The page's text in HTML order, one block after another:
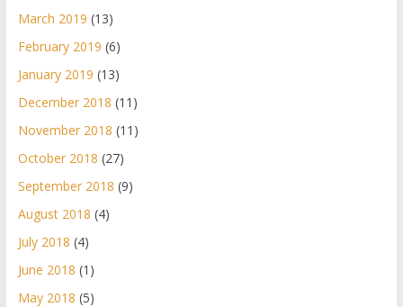
March 2019 (13)
February 2019 (6)
January 2019 (13)
December 2018 (11)
November 2018 (11)
October 2018 (27)
September 2018 (9)
August 2018 (4)
July 2018 (4)
June 2018 (1)
May 2018 (5)